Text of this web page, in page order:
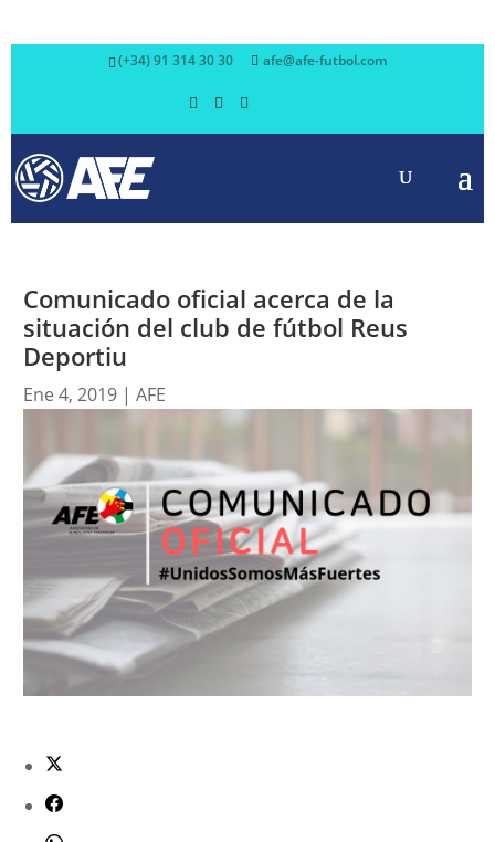
(+34) 91 314 30 30 afe@afe-futbol.com
Comunicado oficial acerca de la
situación del club de fútbol Reus
Deportiu
Ene 4, 2019| AFE